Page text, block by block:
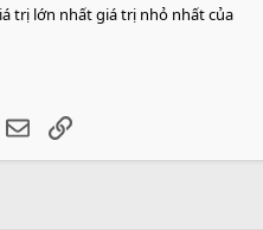
trị lớn nhất giá trị nhỏ nhất của
WhatsApp
EmailLink